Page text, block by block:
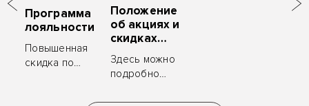
Программа
лояльности
Повышенная
скидка по
Положение
об акциях и
скидках
«ZYM
Мебель»
Здесь можно
подробно
с условиями